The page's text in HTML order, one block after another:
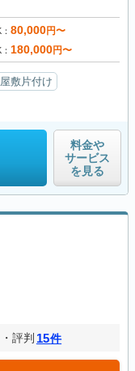
80,000円〜
180,000円〜
敷片付け
料金や
サービス
を見る
評判 15件